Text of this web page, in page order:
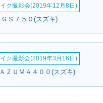
ク撮影会(2019年12月8日)
Ｓ７５０(スズキ)
ク撮影会(2019年3月16日)
ＺＵＭＡ４００(スズキ)